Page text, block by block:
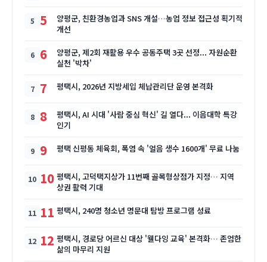
5
양평군, 친환경농업과 SNS 개설…농업 정보 접근성 획기적
개선
6
양평군, 제2회 재활용 우수 공동주택 3곳 선정... 자원순환
실천 '박차'
7 평택시, 2026년 지방세입 체납관리단 운영 본격화
8
평택시, AI 시대 '사람 중심 혁신' 길 열다... 이음대학 특강
인기
9 평택 신평동 체육회, 폭염 속 '얼음 생수 1600개' 무료 나눔
10 평택시, 고덕택지상가 11번째 골목형상점가 지정… 지역
상권 활력 기대
11 평택시, 240명 청소년 명문대 탐방 프로그램 성료
12 평택시, 경로당 어르신 대상 '웰다잉 교육' 본격화… 존엄한
삶의 마무리 지원